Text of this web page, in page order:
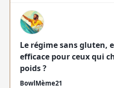
Le régime sans gluten,
efficace pour ceux qui
poids ?
BowlMème21